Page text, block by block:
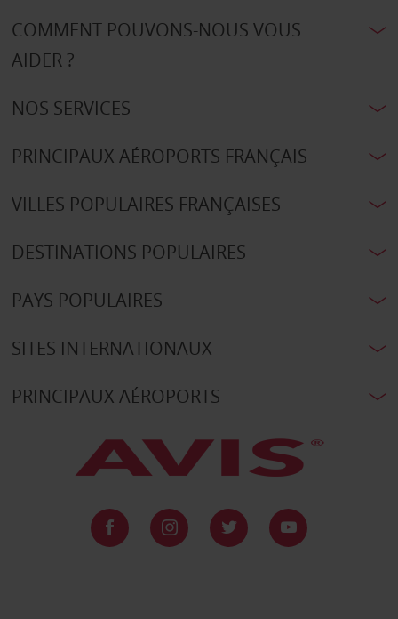
COMMENT POUVONS-NOUS VOUS
AIDER ?
NOS SERVICES
PRINCIPAUX AÉROPORTS FRANÇAIS
VILLES POPULAIRES FRANÇAISES
DESTINATIONS POPULAIRES
PAYS POPULAIRES
SITES INTERNATIONAUX
PRINCIPAUX AÉROPORTS